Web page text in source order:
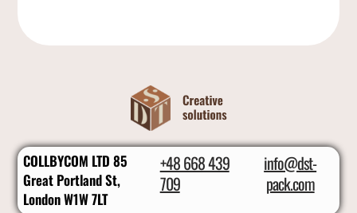
COLLBYCOM LTD 85
Great Portland St,
London W1W 7LT
+48 668 439
709
info@dst-
pack.com